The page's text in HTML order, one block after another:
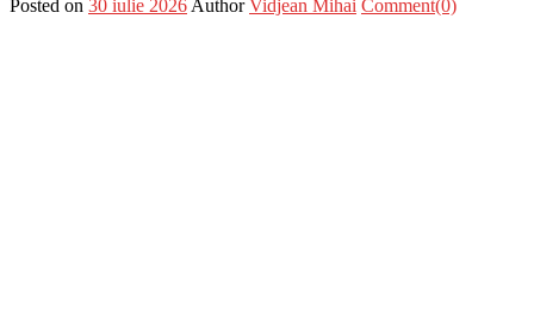
Posted on 30 iulie 2026 Author Vidjean Mihai Comment(0)